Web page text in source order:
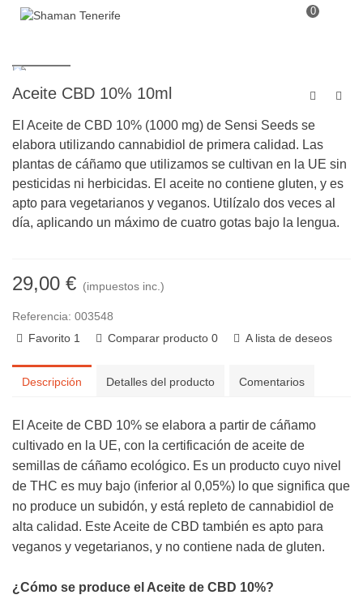
0
Aceite CBD 10% 10ml
El Aceite de CBD 10% (1000 mg) de Sensi Seeds se
elabora utilizando cannabidiol de primera calidad. Las
plantas de cáñamo que utilizamos se cultivan en la UE sin
pesticidas ni herbicidas. El aceite no contiene gluten, y es
apto para vegetarianos y veganos. Utilízalo dos veces al
día, aplicando un máximo de cuatro gotas bajo la lengua.
29,00 € (impuestos inc.)
Referencia: 003548
Favorito 1 Comparar producto 0 A lista de deseos
Descripción Detalles del producto Comentarios
El Aceite de CBD 10% se elabora a partir de cáñamo
cultivado en la UE, con la certificación de aceite de
semillas de cáñamo ecológico. Es un producto cuyo nivel
de THC es muy bajo (inferior al 0,05%) lo que significa que
no produce un subidón, y está repleto de cannabidiol de
alta calidad. Este Aceite de CBD también es apto para
veganos y vegetarianos, y no contiene nada de gluten.
¿Cómo se produce el Aceite de CBD 10%?